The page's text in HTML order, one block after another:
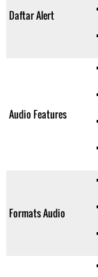
Daftar Alert
Audio Features
Formats Audio